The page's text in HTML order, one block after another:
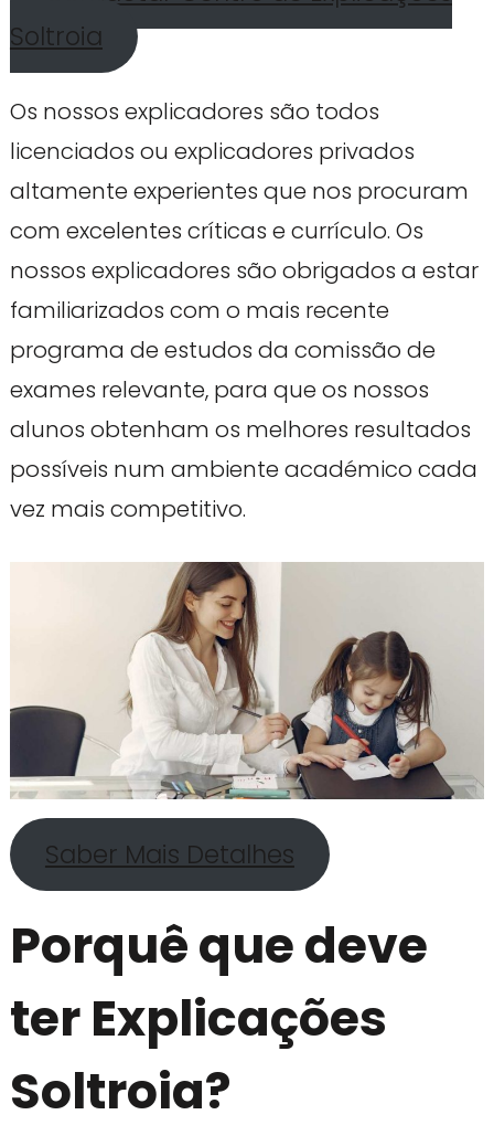
Soltroia
Os nossos explicadores são todos
licenciados ou explicadores privados
altamente experientes que nos procuram
com excelentes críticas e currículo. Os
nossos explicadores são obrigados a estar
familiarizados com o mais recente
programa de estudos da comissão de
exames relevante, para que os nossos
alunos obtenham os melhores resultados
possíveis num ambiente académico cada
vez mais competitivo.
Saber Mais Detalhes
Porquê que deve
ter Explicações
Soltroia?